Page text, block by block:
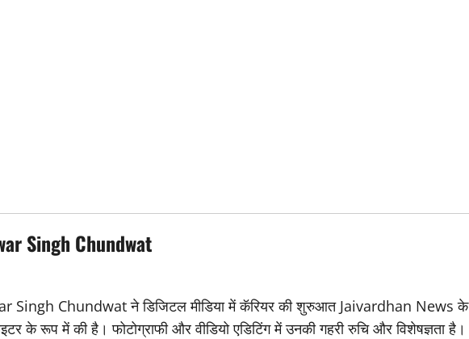
Singh Chundwat
Singh Chundwat ने डिजिटल मीडिया में कॅरियर की शुरुआत Jaivardhan News के
के रूप में की है। फोटोग्राफी और वीडियो एडिटिंग में उनकी गहरी रुचि और विशेषज्ञता है।